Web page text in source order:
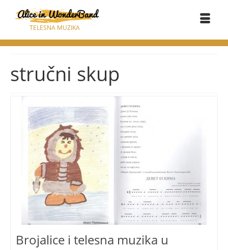
TELESNA MUZIKA
stručni skup
Brojalice i telesna muzika u